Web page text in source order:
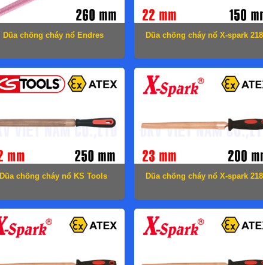
Dũa chống cháy nổ Endres
Dũa chống cháy nổ X-spark
Dũa chống cháy nổ KS Tools
Dũa chống cháy nổ X-spark